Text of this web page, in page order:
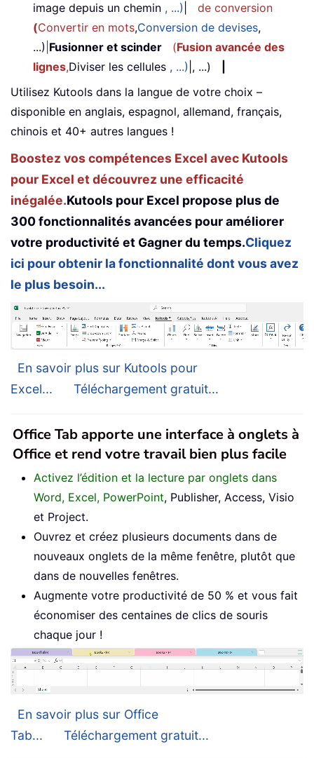
image depuis un chemin , ...)
de conversion
(Convertir en mots,Conversion de devises,
...) Fusionner et scinder (Fusion avancée des
lignes,Diviser les cellules , ...) |, ...)
Utilisez Kutools dans la langue de votre choix –
disponible en anglais, espagnol, allemand, français,
chinois et 40+ autres langues !
Boostez vos compétences Excel avec Kutools
pour Excel et découvrez une efficacité
inégalée.Kutools pour Excel propose plus de
300 fonctionnalités avancées pour améliorer
votre productivité et Gagner du temps.Cliquez
ici pour obtenir la fonctionnalité dont vous avez
le plus besoin...
En savoir plus sur Kutools pour
Excel...
Téléchargement gratuit...
Office Tab apporte une interface à onglets à
Office et rend votre travail bien plus facile
Activez l’édition et la lecture par onglets dans
Word, Excel, PowerPoint, Publisher, Access, Visio
et Project.
Ouvrez et créez plusieurs documents dans de
nouveaux onglets de la même fenêtre, plutôt que
dans de nouvelles fenêtres.
Augmente votre productivité de 50 % et vous fait
économiser des centaines de clics de souris
chaque jour !
En savoir plus sur Office
Tab...
Téléchargement gratuit...